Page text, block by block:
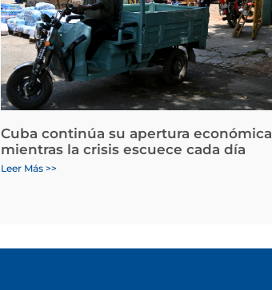
Cuba continúa su apertura económica
mientras la crisis escuece cada día
Leer Más >>